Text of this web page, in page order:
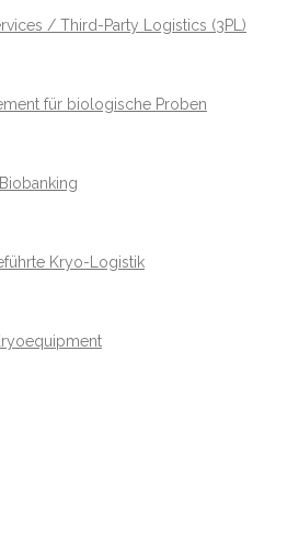
/ Third-Party Logistics (3PL)
für biologische Proben
Kryo-Logistik